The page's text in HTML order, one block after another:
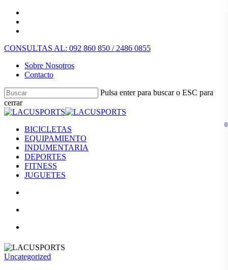
CONSULTAS AL: 092 860 850 / 2486 0855
Sobre Nosotros
Contacto
Pulsa enter para buscar o ESC para
cerrar
0
BICICLETAS
EQUIPAMIENTO
INDUMENTARIA
DEPORTES
FITNESS
JUGUETES
Uncategorized